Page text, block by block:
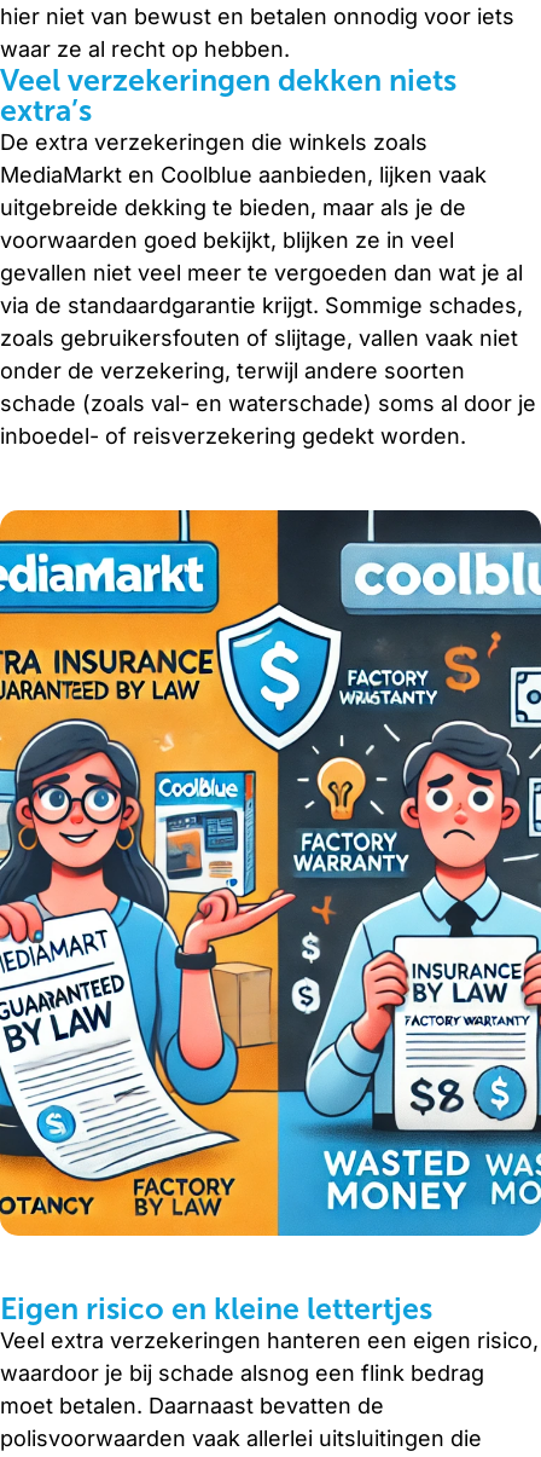
hier niet van bewust en betalen onnodig voor iets
waar ze al recht op hebben.
Veel verzekeringen dekken niets
extra’s
De extra verzekeringen die winkels zoals
MediaMarkt en Coolblue aanbieden, lijken vaak
uitgebreide dekking te bieden, maar als je de
voorwaarden goed bekijkt, blijken ze in veel
gevallen niet veel meer te vergoeden dan wat je al
via de standaardgarantie krijgt. Sommige schades,
zoals gebruikersfouten of slijtage, vallen vaak niet
onder de verzekering, terwijl andere soorten
schade (zoals val- en waterschade) soms al door je
inboedel- of reisverzekering gedekt worden.
Eigen risico en kleine lettertjes
Veel extra verzekeringen hanteren een eigen risico,
waardoor je bij schade alsnog een flink bedrag
moet betalen. Daarnaast bevatten de
polisvoorwaarden vaak allerlei uitsluitingen die